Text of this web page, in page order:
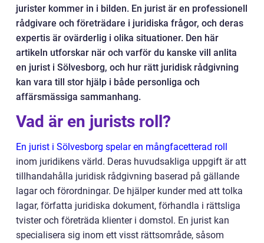
jurister kommer in i bilden. En jurist är en professionell
rådgivare och företrädare i juridiska frågor, och deras
expertis är ovärderlig i olika situationer. Den här
artikeln utforskar när och varför du kanske vill anlita
en jurist i Sölvesborg, och hur rätt juridisk rådgivning
kan vara till stor hjälp i både personliga och
affärsmässiga sammanhang.
Vad är en jurists roll?
En jurist i Sölvesborg spelar en mångfacetterad roll
inom juridikens värld. Deras huvudsakliga uppgift är att
tillhandahålla juridisk rådgivning baserad på gällande
lagar och förordningar. De hjälper kunder med att tolka
lagar, författa juridiska dokument, förhandla i rättsliga
tvister och företräda klienter i domstol. En jurist kan
specialisera sig inom ett visst rättsområde, såsom